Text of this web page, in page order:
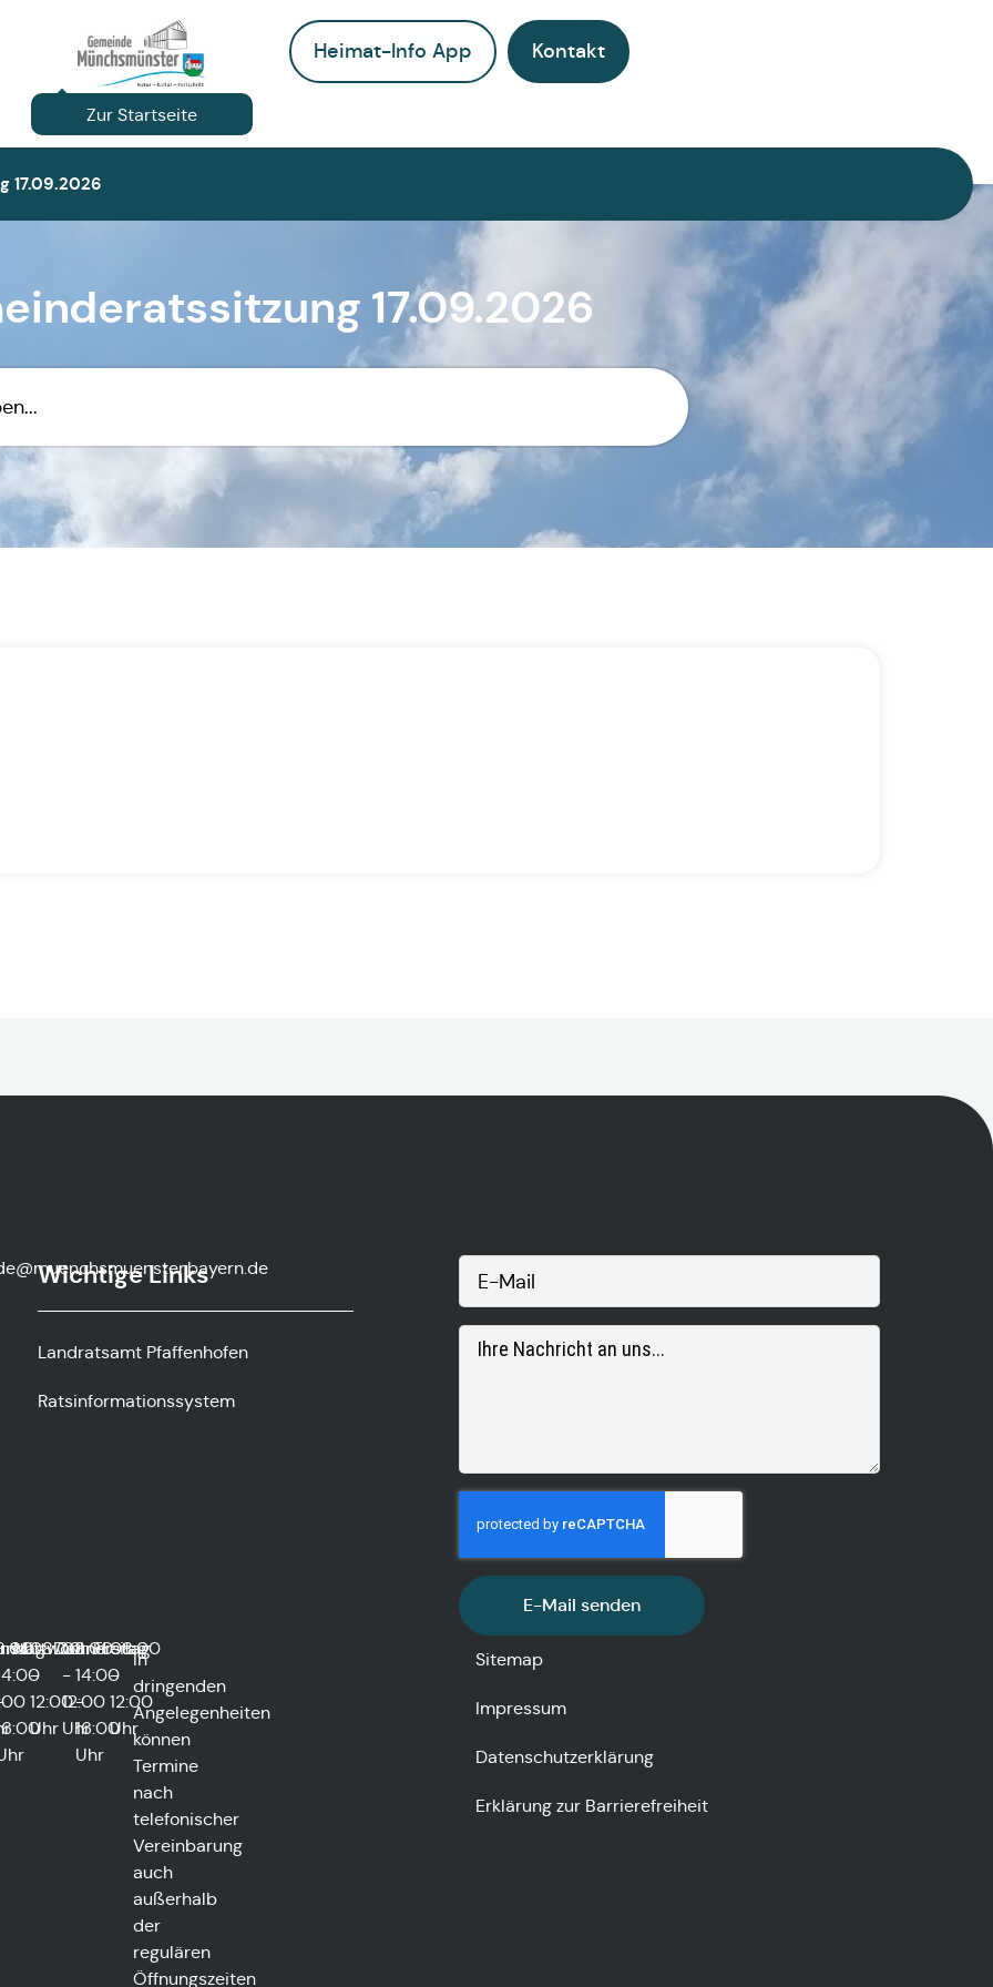
Zur Startseite
Heimat-Info App Kontakt
17.09.2026
17.09.2026
Wichtige Links
Landratsamt Pfaffenhofen
Ratsinformationssystem
E-Mail senden
Mittwoch
08:00
-
12:00
Uhr
Donnerstag
08:00
-
12:00
Uhr
und
14:00
-
16:00
Uhr
Freitag
08:00
-
12:00
Uhr
In
dringenden
Angelegenheiten
können
Termine
nach
telefonischer
Vereinbarung
auch
außerhalb
der
regulären
Öffnungszeiten
Sitemap
Impressum
Datenschutzerklärung
Erklärung zur Barrierefreiheit